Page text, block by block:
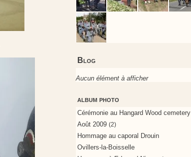
Blog
Aucun élément à afficher
album photo
Cérémonie au Hangard Wood cemetery
Août 2009 (2)
Hommage au caporal Drouin
Ovillers-la-Boisselle